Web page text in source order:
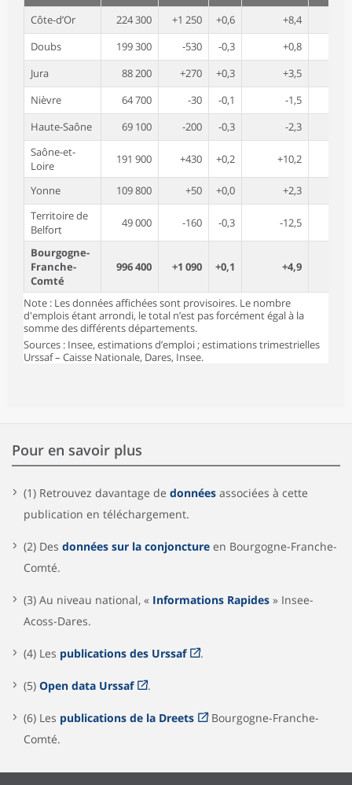
Côte-d’Or 224 300 +1 250 +0,6
+8,4
Doubs
199 300 -530 -0,3
+0,8
Jura
88 200 +270 +0,3
+3,5
Nièvre
64 700 -30 -0,1
-1,5
Haute-Saône
69 100 -200 -0,3
-2,3
Saône-et-
Loire
191 900 +430 +0,2 +10,2
Yonne 109 800 +50 +0,0
+2,3
Territoire de
Belfort
49 000 -160 -0,3 -12,5
Bourgogne-
Franche-
Comté
996 400 +1 090 +0,1 +4,9
Note : Les données affichées sont provisoires. Le nombre
d'emplois étant arrondi, le total n’est pas forcément égal à la
somme des différents départements.
Sources : Insee, estimations d’emploi ; estimations trimestrielles
Urssaf – Caisse Nationale, Dares, Insee.
Pour en savoir plus
(1) Retrouvez davantage de données associées à cette
publication en téléchargement.
(2) Des données sur la conjoncture en Bourgogne-Franche-
Comté.
(3) Au niveau national, « Informations Rapides » Insee-
Acoss-Dares.
(4) Les publications des Urssaf .
(5) Open data Urssaf .
(6) Les publications de la Dreets
Bourgogne-Franche-
Comté.